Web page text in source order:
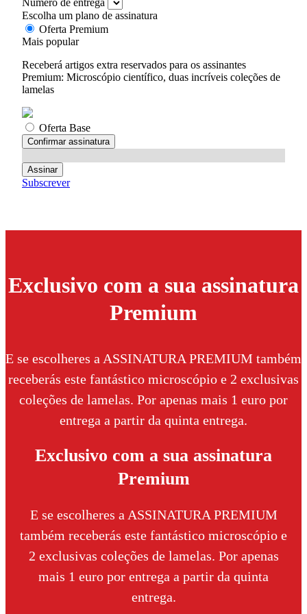
Número de entrega
Escolha um plano de assinatura
Oferta Premium
Mais popular
Receberá artigos extra reservados para os assinantes
Premium: Microscópio científico, duas incríveis coleções de
lamelas
Oferta Base
Confirmar assinatura
Assinar
Subscrever
Exclusivo com a sua assinatura
Premium
E se escolheres a ASSINATURA PREMIUM também
receberás este fantástico microscópio e 2 exclusivas
coleções de lamelas. Por apenas mais 1 euro por
entrega a partir da quinta entrega.
Exclusivo com a sua assinatura
Premium
E se escolheres a ASSINATURA PREMIUM
também receberás este fantástico microscópio e
2 exclusivas coleções de lamelas. Por apenas
mais 1 euro por entrega a partir da quinta
entrega.